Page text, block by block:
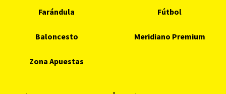
Farándula Fútbol
Baloncesto Meridiano Premium
Zona Apuestas